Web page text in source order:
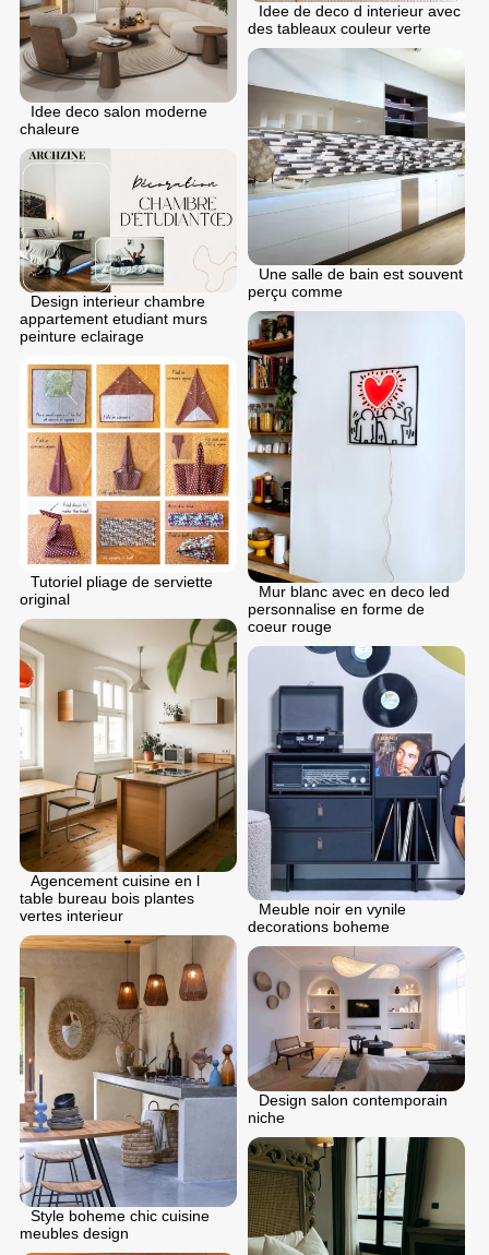
Idee de deco d interieur avec
des tableaux couleur verte
Idee deco salon moderne
chaleure
Une salle de bain est souvent
perçu comme
Design interieur chambre
appartement etudiant murs
peinture eclairage
Mur blanc avec en deco led
personnalise en forme de
coeur rouge
Tutoriel pliage de serviette
original
Agencement cuisine en l
table bureau bois plantes
vertes interieur
Meuble noir en vynile
decorations boheme
Style boheme chic cuisine
meubles design
Design salon contemporain
niche